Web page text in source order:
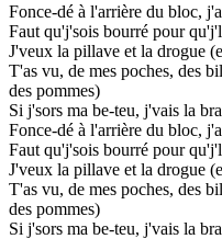
Fonce-dé à l'arrière du bloc,
Faut qu'j'sois bourré pour
J'veux la pillave et la drogue
T'as vu, de mes poches, des
des pommes)
Si j'sors ma be-teu, j'vais la
Fonce-dé à l'arrière du bloc,
Faut qu'j'sois bourré pour
J'veux la pillave et la drogue
T'as vu, de mes poches, des
des pommes)
Si j'sors ma be-teu, j'vais la